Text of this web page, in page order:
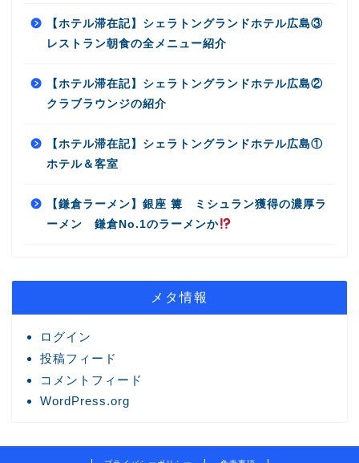
【ホテル滞在記】シェラトングランドホテル広島③
レストラン朝食の全メニュー紹介
【ホテル滞在記】シェラトングランドホテル広島②
クラブラウンジの紹介
【ホテル滞在記】シェラトングランドホテル広島①
ホテル＆客室
【鎌倉ラーメン】銀座 篝 ミシュラン獲得の濃厚ラ
ーメン 鎌倉No.1のラーメンか
メタ情報
ログイン
投稿フィード
コメントフィード
WordPress.org